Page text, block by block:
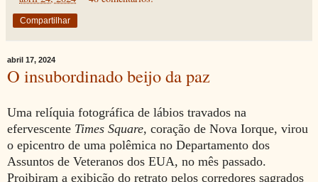
Compartilhar
abril 17, 2024
O insubordinado beijo da paz
Uma relíquia fotográfica de lábios travados na
efervescente Times Square, coração de Nova Iorque, virou
o epicentro de uma polêmica no Departamento dos
Assuntos de Veteranos dos EUA, no mês passado.
Proibiram a exibição do retrato pelos corredores sagrados